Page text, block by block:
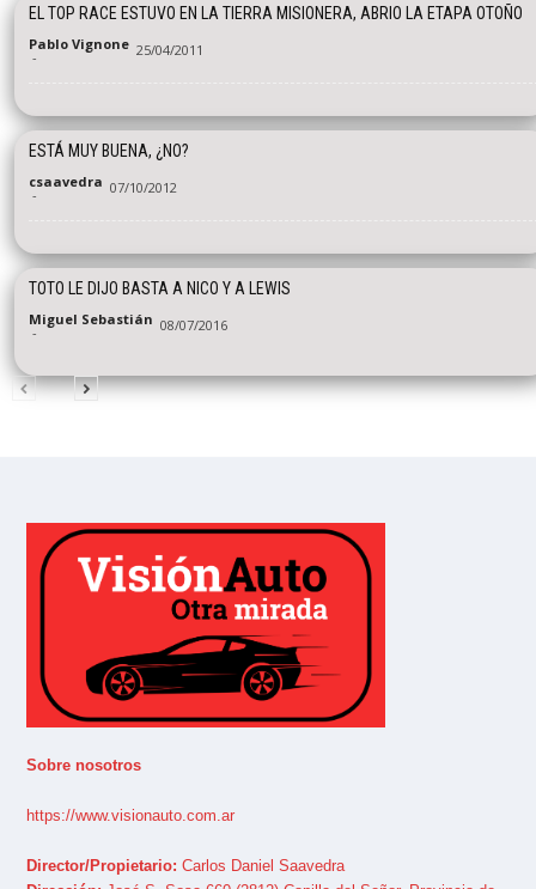
EL TOP RACE ESTUVO EN LA TIERRA MISIONERA, ABRIO LA ETAPA OTOÑO
Pablo Vignone
- 25/04/2011
ESTÁ MUY BUENA, ¿NO?
csaavedra
- 07/10/2012
TOTO LE DIJO BASTA A NICO Y A LEWIS
Miguel Sebastián
- 08/07/2016
Sobre nosotros
https://www.visionauto.com.ar
Director/Propietario: Carlos Daniel Saavedra